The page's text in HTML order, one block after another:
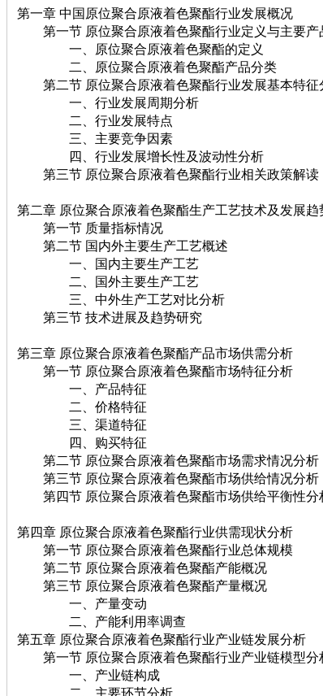
第一章 中国原位聚合原液着色聚酯行业发展概况
第一节 原位聚合原液着色聚酯行业定义与主要产
一、原位聚合原液着色聚酯的定义
二、原位聚合原液着色聚酯产品分类
第二节 原位聚合原液着色聚酯行业发展基本特征
一、行业发展周期分析
二、行业发展特点
三、主要竞争因素
四、行业发展增长性及波动性分析
第三节 原位聚合原液着色聚酯行业相关政策解读
第二章 原位聚合原液着色聚酯生产工艺技术及发展趋
第一节 质量指标情况
第二节 国内外主要生产工艺概述
一、国内主要生产工艺
二、国外主要生产工艺
三、中外生产工艺对比分析
第三节 技术进展及趋势研究
第三章 原位聚合原液着色聚酯产品市场供需分析
第一节 原位聚合原液着色聚酯市场特征分析
一、产品特征
二、价格特征
三、渠道特征
四、购买特征
第二节 原位聚合原液着色聚酯市场需求情况分析
第三节 原位聚合原液着色聚酯市场供给情况分析
第四节 原位聚合原液着色聚酯市场供给平衡性分
第四章 原位聚合原液着色聚酯行业供需现状分析
第一节 原位聚合原液着色聚酯行业总体规模
第二节 原位聚合原液着色聚酯产能概况
第三节 原位聚合原液着色聚酯产量概况
一、产量变动
二、产能利用率调查
第五章 原位聚合原液着色聚酯行业产业链发展分析
第一节 原位聚合原液着色聚酯行业产业链模型分
一、产业链构成
二、主要环节分析